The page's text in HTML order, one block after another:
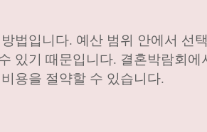
법입니다. 예산 범위 안에서 선
있기 때문입니다. 결혼박람회에
용을 절약할 수 있습니다.